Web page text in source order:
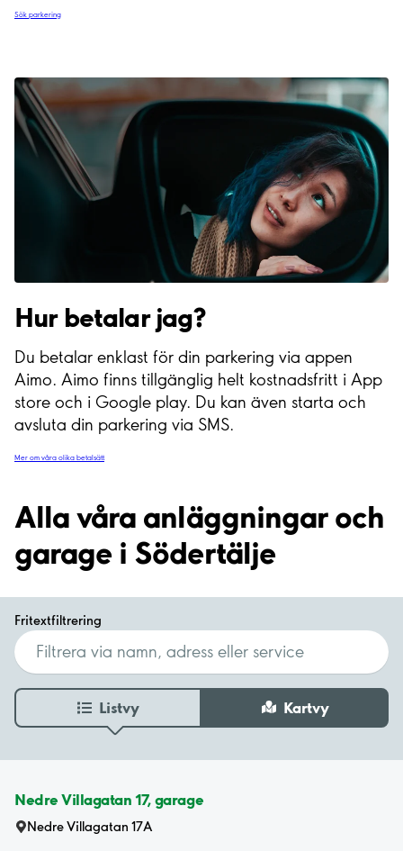
Sök parkering
Hur betalar jag?
Du betalar enklast för din parkering via appen
Aimo. Aimo finns tillgänglig helt kostnadsfritt i App
store och i Google play. Du kan även starta och
avsluta din parkering via SMS.
Mer om våra olika betalsätt
Alla våra anläggningar och
garage i Södertälje
Fritextfiltrering
Listvy Kartvy
Nedre Villagatan 17, garage
Nedre Villagatan 17A